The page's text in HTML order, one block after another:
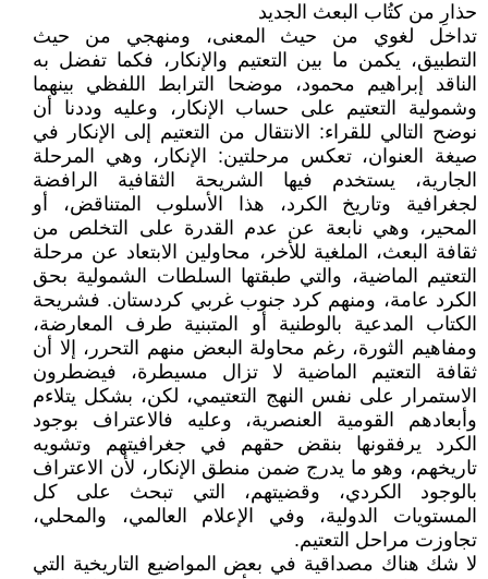
حذارِ من كتُاب البعث الجديد
تداخل لغوي من حيث المعنى، ومنهجي من حيث
التطبيق، يكمن ما بين التعتيم والإنكار، فكما تفضل به
الناقد إبراهيم محمود، موضحا الترابط اللفظي بينهما
وشمولية التعتيم على حساب الإنكار، وعليه وددنا أن
نوضح التالي للقراء: الانتقال من التعتيم إلى الإنكار في
صيغة العنوان، تعكس مرحلتين: الإنكار، وهي المرحلة
الجارية، يستخدم فيها الشريحة الثقافية الرافضة
لجغرافية وتاريخ الكرد، هذا الأسلوب المتناقض، أو
المحير، وهي نابعة عن عدم القدرة على التخلص من
ثقافة البعث، الملغية للأخر، محاولين الابتعاد عن مرحلة
التعتيم الماضية، والتي طبقتها السلطات الشمولية بحق
الكرد عامة، ومنهم كرد جنوب غربي كردستان. فشريحة
الكتاب المدعية بالوطنية أو المتبنية طرف المعارضة،
ومفاهيم الثورة، رغم محاولة البعض منهم التحرر، إلا أن
ثقافة التعتيم الماضية لا تزال مسيطرة، فيضطرون
الاستمرار على نفس النهج التعتيمي، لكن، بشكل يتلاءم
وأبعادهم القومية العنصرية، وعليه فالاعتراف بوجود
الكرد يرفقونها بنقض حقهم في جغرافيتهم وتشويه
تاريخهم، وهو ما يدرج ضمن منطق الإنكار، لأن الاعتراف
بالوجود الكردي، وقضيتهم، التي تبحث على كل
المستويات الدولية، وفي الإعلام العالمي، والمحلي،
تجاوزت مراحل التعتيم.
لا شك هناك مصداقية في بعض المواضيع التاريخية التي